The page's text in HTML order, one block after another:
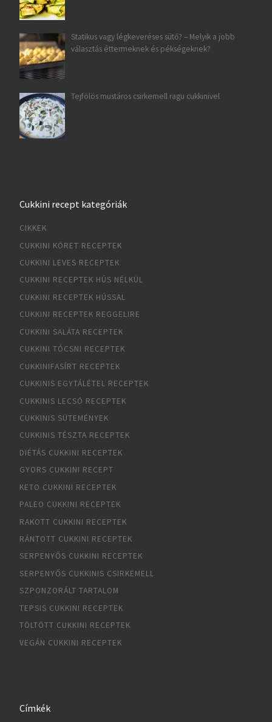
Statikus vagy légkeveréses sütő? – Melyik a jobb
választás éttermeknek és pékségeknek?
Tejfölös mustáros csirkemell ragu cukkinivel
Cukkini recept kategóriák
CIKKEK
CUKKINI KÖRET RECEPTEK
CUKKINI LEVES RECEPTEK
CUKKINI RECEPTEK HÚS NÉLKÜL
CUKKINI RECEPTEK HÚSSAL
CUKKINI RECEPTEK REGGELIRE
CUKKINI SALÁTA RECEPTEK
CUKKINI TÓCSNI RECEPTEK
CUKKINIFASÍRT RECEPTEK
CUKKINIS EGYTÁLÉTEL RECEPTEK
CUKKINIS LECSÓ RECEPTEK
CUKKINIS SÜTEMÉNYEK
CUKKINIS TÉSZTA RECEPTEK
DIÉTÁS CUKKINI RECEPTEK
GYORS CUKKINI RECEPT
KETO CUKKINI RECEPTEK
PALEO CUKKINI RECEPTEK
RAKOTT CUKKINI RECEPTEK
RÁNTOTT CUKKINI RECEPTEK
SERPENYŐS CUKKINI RECEPTEK
SERPENYŐS CUKKINIS CSIRKEMELL
SZPONZORÁLT TARTALOM
TEPSIS CUKKINI RECEPTEK
TÖLTÖTT CUKKINI RECEPTEK
VEGÁN CUKKINI RECEPTEK
Címkék